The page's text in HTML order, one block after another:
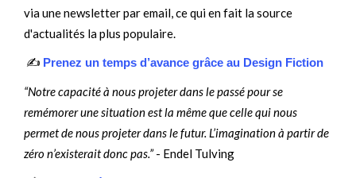
via une newsletter par email, ce qui en fait la source
d'actualités la plus populaire.
✍️ Prenez un temps d’avance grâce au Design Fiction
“Notre capacité à nous projeter dans le passé pour se
remémorer une situation est la même que celle qui nous
permet de nous projeter dans le futur. L’imagination à partir de
zéro n’existerait donc pas.”- Endel Tulving